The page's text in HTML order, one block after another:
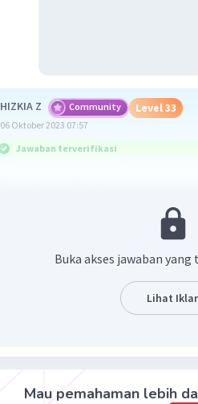
HIZKIA Z Community Level 33
06 Oktober 2023 07:57
Jawaban terverifikasi
Beri Rating
Buka akses jawaban
Lihat
Mau pemahaman lebih